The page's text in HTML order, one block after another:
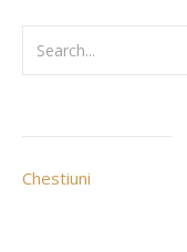
Chestiuni